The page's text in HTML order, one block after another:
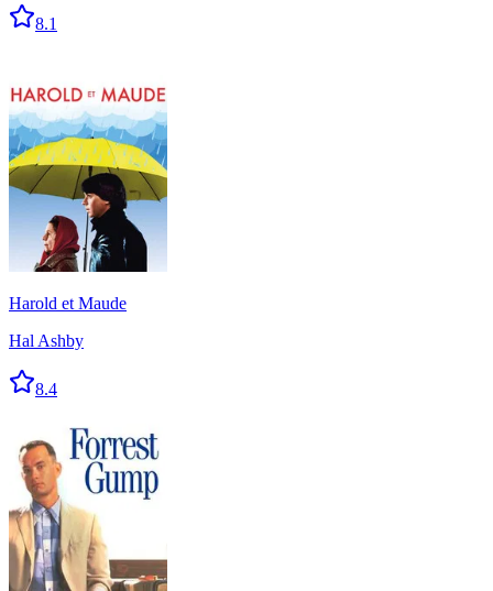
8.1
Harold et Maude
Hal Ashby
8.4